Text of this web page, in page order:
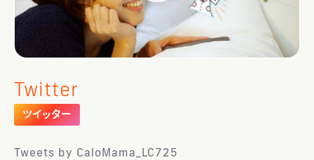
Twitter
ツイッター
Tweets by CaloMama_LC725